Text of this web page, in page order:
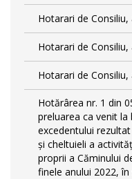
Hotarari de Consiliu,
Hotarari de Consiliu,
Hotarari de Consiliu,
Hotărârea nr. 1 din
preluarea ca venit la
excedentului
și cheltuieli a
proprii a Căminului
finele anului 2022,